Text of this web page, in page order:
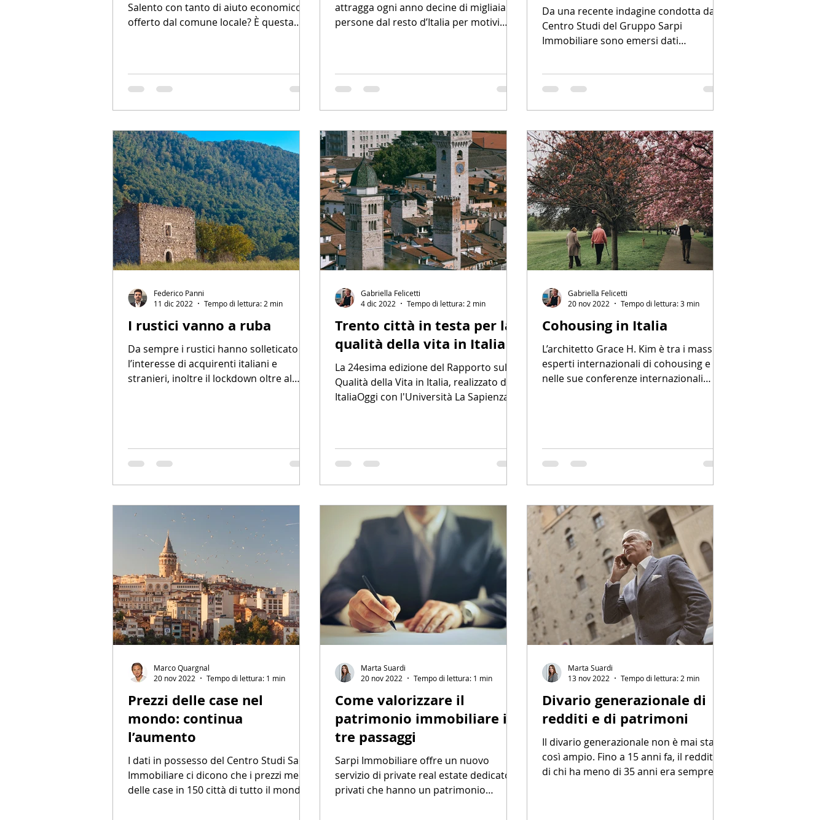
Salento con tanto di aiuto economico
offerto dal comune locale? È questa
attragga ogni anno decine di migliaia di
persone dal resto d’Italia per motivi
Da una recente indagine condotta dal
Centro Studi del Gruppo Sarpi
Immobiliare sono emersi dati
I rustici vanno a ruba
Da sempre i rustici hanno solleticato
l’interesse di acquirenti italiani e
stranieri, inoltre il lockdown oltre al
Federico Panni
11 dic 2022
Tempo di lettura: 2 min
Trento città in testa per la
qualità della vita in Italia
La 24esima edizione del Rapporto sulla
Qualità della Vita in Italia, realizzato da
ItaliaOggi con l'Università La Sapienza di
Gabriella Felicetti
4 dic 2022
Tempo di lettura: 2 min
Cohousing in Italia
L’architetto Grace H. Kim è tra i massimi
esperti internazionali di cohousing e
nelle sue conferenze internazionali
Gabriella Felicetti
20 nov 2022
Tempo di lettura: 3 min
Prezzi delle case nel
mondo: continua
l’aumento
I dati in possesso del Centro Studi Sarpi
Immobiliare ci dicono che i prezzi medi
delle case in 150 città di tutto il mondo
Marco Quargnal
20 nov 2022
Tempo di lettura: 1 min
Come valorizzare il
patrimonio immobiliare in
tre passaggi
Sarpi Immobiliare offre un nuovo
servizio di private real estate dedicato ai
privati che hanno un patrimonio
Marta Suardi
20 nov 2022
Tempo di lettura: 1 min
Divario generazionale di
redditi e di patrimoni
Il divario generazionale non è mai stato
così ampio. Fino a 15 anni fa, il reddito
di chi ha meno di 35 anni era sempre
Marta Suardi
13 nov 2022
Tempo di lettura: 2 min